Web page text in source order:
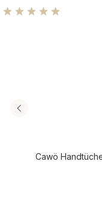
Durchschnittliche
Cawö